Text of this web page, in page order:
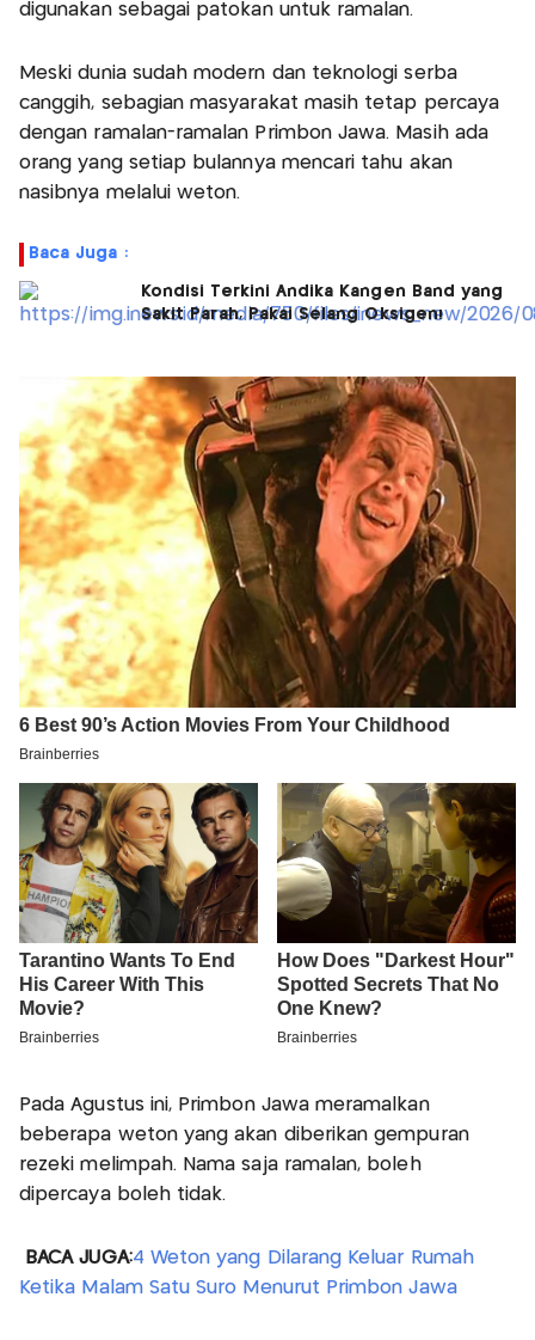
digunakan sebagai patokan untuk ramalan.
Meski dunia sudah modern dan teknologi serba
canggih, sebagian masyarakat masih tetap percaya
dengan ramalan-ramalan Primbon Jawa. Masih ada
orang yang setiap bulannya mencari tahu akan
nasibnya melalui weton.
Baca Juga :
Kondisi Terkini Andika Kangen Band yang
Sakit Parah, Pakai Selang Oksigen!
Pada Agustus ini, Primbon Jawa meramalkan
beberapa weton yang akan diberikan gempuran
rezeki melimpah. Nama saja ramalan, boleh
dipercaya boleh tidak.
BACA JUGA:4 Weton yang Dilarang Keluar Rumah
Ketika Malam Satu Suro Menurut Primbon Jawa